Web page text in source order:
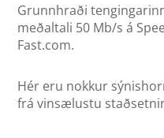
Grunnhraði
meðaltali 50 Mb/s á
Fast.com.
Hér eru nokkur
frá vinsælustu